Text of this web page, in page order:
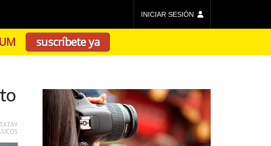
INICIAR SESIÓN
suscríbete ya